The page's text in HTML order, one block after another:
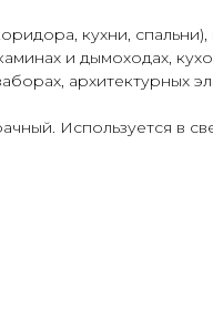
кухни,
и дымоходах,
архитектурных
Используется в